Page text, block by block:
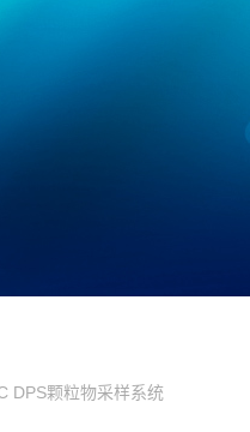
DPS颗粒物采样系统